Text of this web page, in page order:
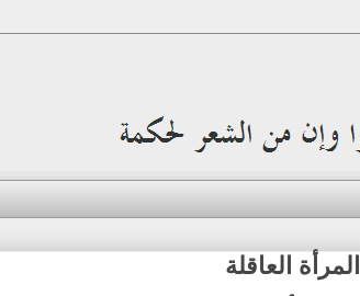
المرأة العاقلة